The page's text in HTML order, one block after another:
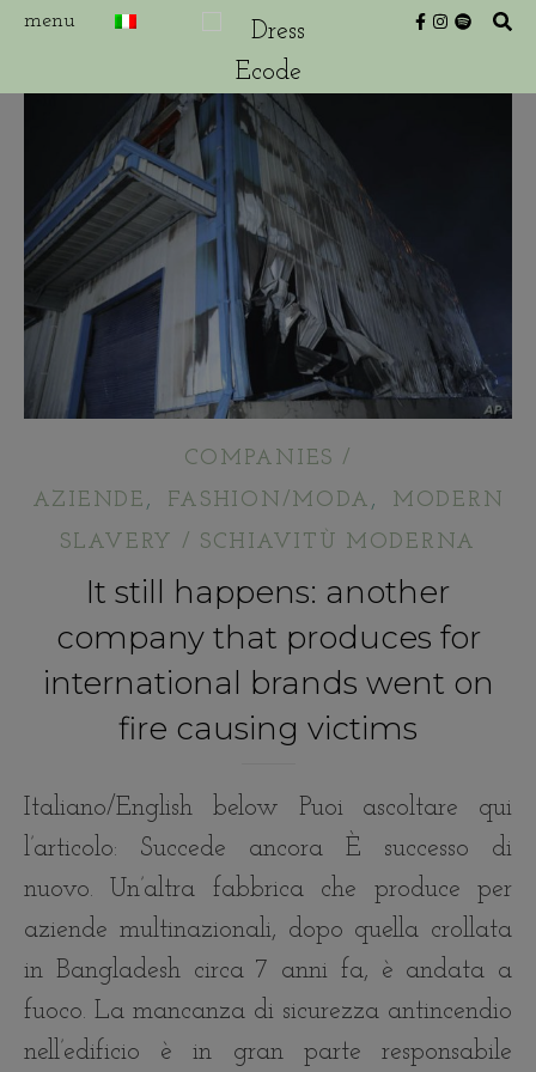
COMPANIES /
AZIENDE , FASHION/MODA ,
MODERN
SLAVERY / SCHIAVITÙ MODERNA
It still happens: another
company that produces for
international brands went on
fire causing victims
Italiano/English below Puoi ascoltare qui
l’articolo: Succede ancora È successo di
nuovo. Un’altra fabbrica che produce per
aziende multinazionali, dopo quella crollata
in Bangladesh circa 7 anni fa, è andata a
fuoco. La mancanza di sicurezza antincendio
nell’edificio è in gran parte responsabile